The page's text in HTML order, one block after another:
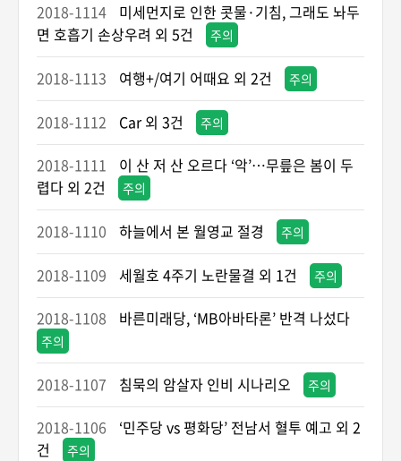
2018-1114
미세먼지로 인한 콧물·기침, 그래도 놔두
면 호흡기 손상우려 외 5건
주의
2018-1113 여행+/여기 어때요 외 2건 주의
2018-1112 Car 외 3건 주의
2018-1111
이 산 저 산 오르다 ‘악’…무릎은 봄이 두
렵다 외 2건
주의
2018-1110 하늘에서 본 월영교 절경 주의
2018-1109 세월호 4주기 노란물결 외 1건 주의
2018-1108 바른미래당, ‘MB아바타론’ 반격 나섰다
주의
2018-1107 침묵의 암살자 인비 시나리오 주의
2018-1106
‘민주당 vs 평화당’ 전남서 혈투 예고 외 2
건
주의